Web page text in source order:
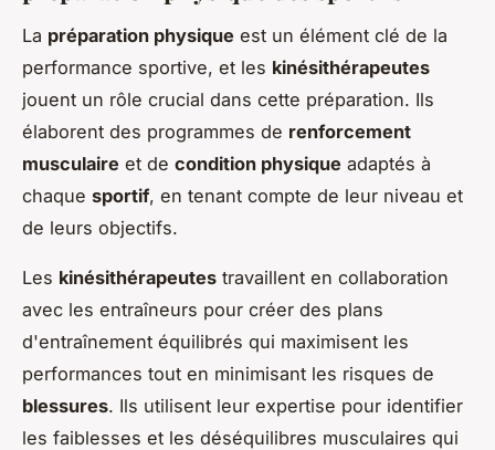
La préparation physique est un élément clé de la
performance sportive, et les kinésithérapeutes
jouent un rôle crucial dans cette préparation. Ils
élaborent des programmes de renforcement
musculaire et de condition physique adaptés à
chaque sportif, en tenant compte de leur niveau et
de leurs objectifs.
Les kinésithérapeutes travaillent en collaboration
avec les entraîneurs pour créer des plans
d'entraînement équilibrés qui maximisent les
performances tout en minimisant les risques de
blessures. Ils utilisent leur expertise pour identifier
les faiblesses et les déséquilibres musculaires qui